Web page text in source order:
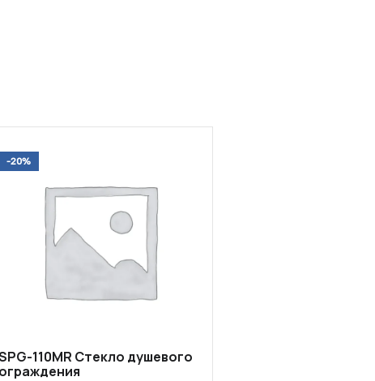
-20%
110MR Стекло душевого
ограждения